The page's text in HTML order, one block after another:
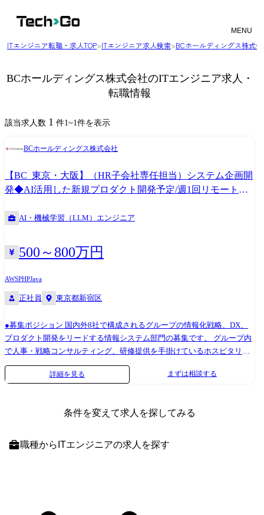
MENU
ITエンジニア転職・求人TOP>ITエンジニア求人検索>BCホールディングス株式
BCホールディングス株式会社のITエンジニア求人・
転職情報
該当求人数 1 件1~1件を表示
BCホールディングス株式会社
【BC_東京・大阪】（HR子会社専任担当）システム企画開
発◆AI活用した新規プロダクト開発予定/週1回リモート勤
AI・機械学習（LLM）エンジニア
500～800万円
AWSPHPJava
正社員 東京都新宿区
●募集ポジション 国内外8社で構成されるグループの情報化戦略、DX、
プロダクト開発をリードする情報システム部門の募集です。 グループ内
で人事・戦略コンサルティング、研修提供を手掛けているホスピタリテ
ィ&グローイング・ジャパン(以降H&G)において、今後、新規プロダクト
の開発を計画しており、企画・開発からローンチ後の保守運用まで関与
ロダクトの開発も進めていただきますが、現在、既にLMSやe-learningを
業務範囲となりえます。 ※運用保守はボリュームにより外部委託も検討
詳細を見る まずは相談する
条件を変えて求人を探してみる
職種からITエンジニアの求人を探す